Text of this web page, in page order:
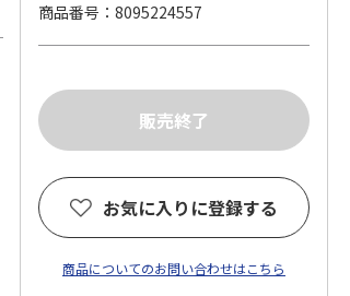
商品番号
8095224557
お気に入りに登録する
商品についてのお問い合わせはこちら